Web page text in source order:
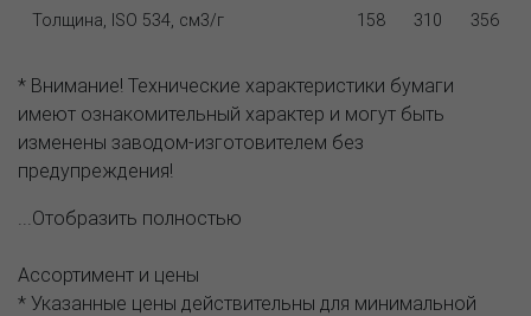
Толщина, ISO 534, см3/г 158 310 356
* Внимание! Технические характеристики бумаги
имеют ознакомительный характер и могут быть
изменены заводом-изготовителем без
предупреждения!
...Отобразить полностью
Ассортимент и цены
* Указанные цены действительны для минимальной